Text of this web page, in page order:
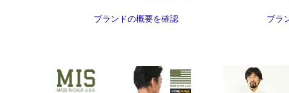
ブランドの概要を確認 ブラ